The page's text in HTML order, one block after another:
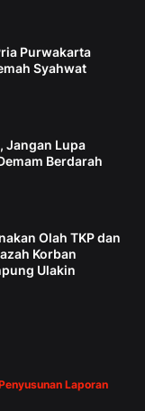
Purwakarta
Syahwat
Jangan Lupa
Berdarah
Olah TKP dan
Korban
Ulakin
Laporan